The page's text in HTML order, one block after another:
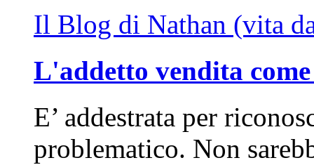
Il Blog di Nathan (vita
L'addetto vendita
E’ addestrata per
problematico. Non